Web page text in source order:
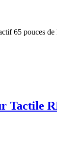
65 pouces
Tactile